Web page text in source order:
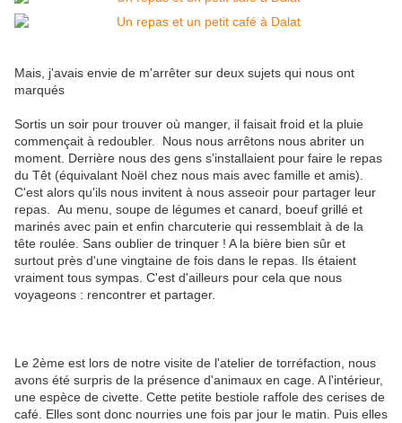
Mais, j'avais envie de m'arrêter sur deux sujets qui nous ont
marqués
Sortis un soir pour trouver où manger, il faisait froid et la pluie
commençait à redoubler. Nous nous arrêtons nous abriter un
moment. Derrière nous des gens s'installaient pour faire le repas
du Têt (équivalant Noël chez nous mais avec famille et amis).
C'est alors qu'ils nous invitent à nous asseoir pour partager leur
repas. Au menu, soupe de légumes et canard, boeuf grillé et
marinés avec pain et enfin charcuterie qui ressemblait à de la
tête roulée. Sans oublier de trinquer ! A la bière bien sûr et
surtout près d'une vingtaine de fois dans le repas. Ils étaient
vraiment tous sympas. C'est d'ailleurs pour cela que nous
voyageons : rencontrer et partager.
Le 2ème est lors de notre visite de l'atelier de torréfaction, nous
avons été surpris de la présence d'animaux en cage. A l'intérieur,
une espèce de civette. Cette petite bestiole raffole des cerises de
café. Elles sont donc nourries une fois par jour le matin. Puis elles